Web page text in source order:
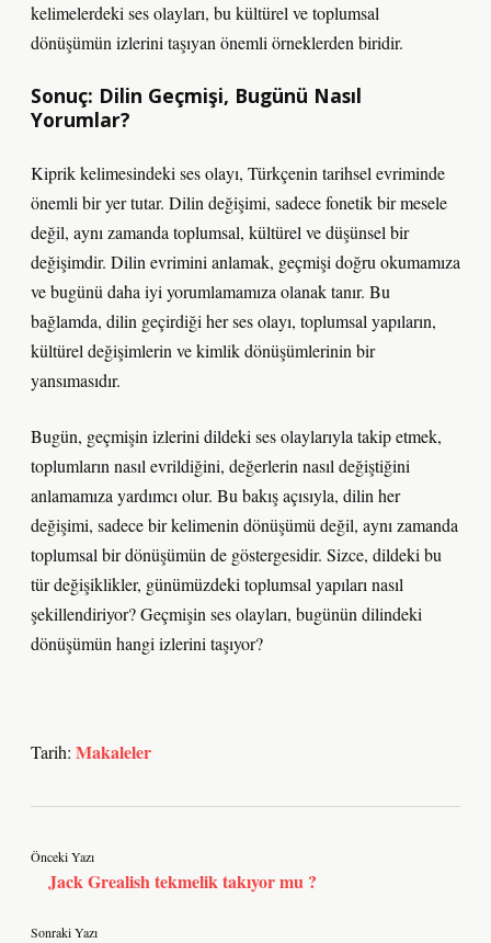
kelimelerdeki ses olayları, bu kültürel ve toplumsal
dönüşümün izlerini taşıyan önemli örneklerden biridir.
Sonuç: Dilin Geçmişi, Bugünü Nasıl
Yorumlar?
Kiprik kelimesindeki ses olayı, Türkçenin tarihsel evriminde
önemli bir yer tutar. Dilin değişimi, sadece fonetik bir mesele
değil, aynı zamanda toplumsal, kültürel ve düşünsel bir
değişimdir. Dilin evrimini anlamak, geçmişi doğru okumamıza
ve bugünü daha iyi yorumlamamıza olanak tanır. Bu
bağlamda, dilin geçirdiği her ses olayı, toplumsal yapıların,
kültürel değişimlerin ve kimlik dönüşümlerinin bir
yansımasıdır.
Bugün, geçmişin izlerini dildeki ses olaylarıyla takip etmek,
toplumların nasıl evrildiğini, değerlerin nasıl değiştiğini
anlamamıza yardımcı olur. Bu bakış açısıyla, dilin her
değişimi, sadece bir kelimenin dönüşümü değil, aynı zamanda
toplumsal bir dönüşümün de göstergesidir. Sizce, dildeki bu
tür değişiklikler, günümüzdeki toplumsal yapıları nasıl
şekillendiriyor? Geçmişin ses olayları, bugünün dilindeki
dönüşümün hangi izlerini taşıyor?
Tarih: Makaleler
Önceki Yazı
Jack Grealish tekmelik takıyor mu ?
Sonraki Yazı